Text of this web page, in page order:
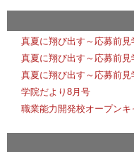
真夏に翔び出す～応募前見
真夏に翔び出す～応募前
真夏に翔び出す～応募前見
学院だより8月号
職業能力開発校オープン